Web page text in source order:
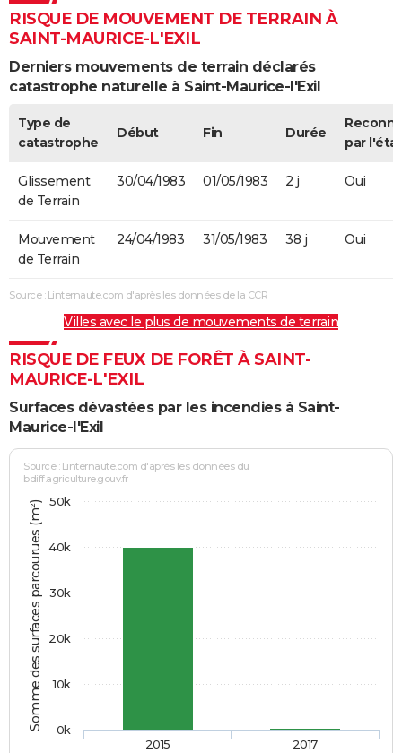
RISQUE DE MOUVEMENT DE TERRAIN À
SAINT-MAURICE-L'EXIL
Derniers mouvements de terrain déclarés
catastrophe naturelle à Saint-Maurice-l'Exil
Type de
catastrophe
Début Fin Durée
par l'état
Glissement
de Terrain
30/04/1983 01/05/1983 2 j Oui
Mouvement
de Terrain
24/04/1983 31/05/1983 38 j Oui
Source : Linternaute.com d'après les données de la CCR
Villes avec le plus de mouvements de terrain
RISQUE DE FEUX DE FORÊT À SAINT-
MAURICE-L'EXIL
Surfaces dévastées par les incendies à Saint-
Maurice-l'Exil
Somme des surfaces parcourues (m²)
Source : Linternaute.com d'après les données du
bdiff.agriculture.gouv.fr
2015 2017
0k
10k
20k
30k
40k
50k